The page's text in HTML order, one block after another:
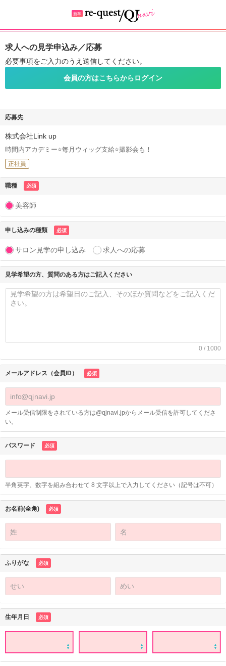
求人への見学申込み／応募
必要事項をご入力のうえ送信してください。
会員の方はこちらからログイン
応募先
株式会社Link up
時間内アカデミー⭐毎月ウィッグ支給⭐撮影会も！
正社員
職種 必須
美容師
申し込みの種類 必須
サロン見学の申し込み 求人への応募
見学希望の方、質問のある方はご記入ください
0 / 1000
メールアドレス（会員ID） 必須
メール受信制限をされている方は@qjnavi.jpからメール受信を許可してくださ
い。
パスワード 必須
半角英字、数字を組み合わせて 8 文字以上で入力してください（記号は不可）
お名前(全角) 必須
ふりがな 必須
生年月日 必須